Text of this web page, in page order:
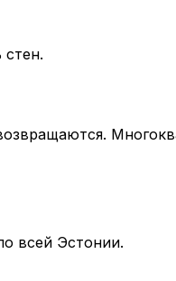
всей Эстонии.